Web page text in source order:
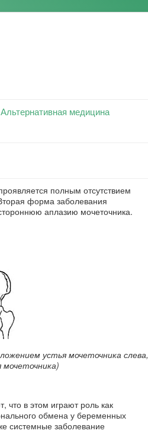
Альтернативная медицина
полным отсутствием
форма заболевания
аплазию мочеточника.
устья мочеточника слева,
мочеточника)
что в этом играют роль как
обмена у беременных
системные заболевание